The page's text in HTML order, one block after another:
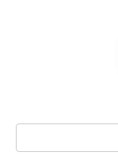
Search: